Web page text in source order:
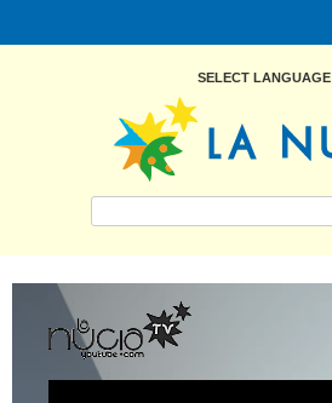
SELECT LANGUAGE